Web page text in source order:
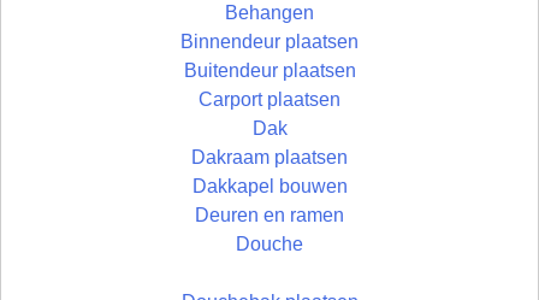
Behangen
Binnendeur plaatsen
Buitendeur plaatsen
Carport plaatsen
Dak
Dakraam plaatsen
Dakkapel bouwen
Deuren en ramen
Douche